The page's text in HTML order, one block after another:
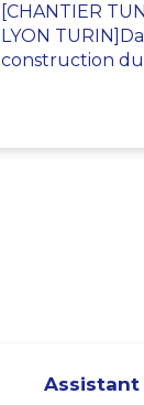
[CHANTIER
LYON
construction